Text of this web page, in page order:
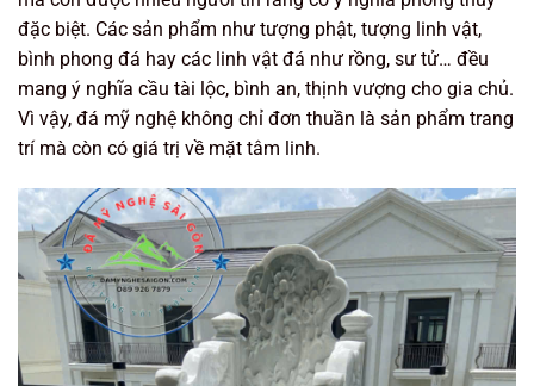
đặc biệt. Các sản phẩm như tượng phật, tượng linh vật,
bình phong đá hay các linh vật đá như rồng, sư tử… đều
mang ý nghĩa cầu tài lộc, bình an, thịnh vượng cho gia chủ.
Vì vậy, đá mỹ nghệ không chỉ đơn thuần là sản phẩm trang
trí mà còn có giá trị về mặt tâm linh.